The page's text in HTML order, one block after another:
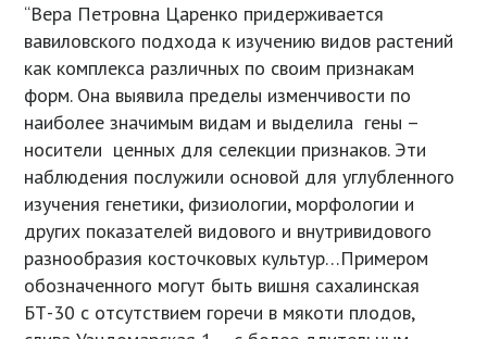
“Вера Петровна Царенко придерживается
вавиловского подхода к изучению видов растений
как комплекса различных по своим признакам
форм. Она выявила пределы изменчивости по
наиболее значимым видам и выделила гены –
носители ценных для селекции признаков. Эти
наблюдения послужили основой для углубленного
изучения генетики, физиологии, морфологии и
других показателей видового и внутривидового
разнообразия косточковых культур…Примером
обозначенного могут быть вишня сахалинская
БТ-30 с отсутствием горечи в мякоти плодов,